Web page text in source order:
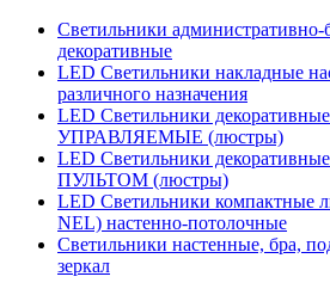
Светильники
декоративные
LED Cветильники накладные
различного назначения
LED Светильники
УПРАВЛЯЕМЫЕ (люстры)
LED Светильники
ПУЛЬТОМ (люстры)
LED Светильники компактные
NEL) настенно-потолочные
Светильники настенные, бра,
зеркал